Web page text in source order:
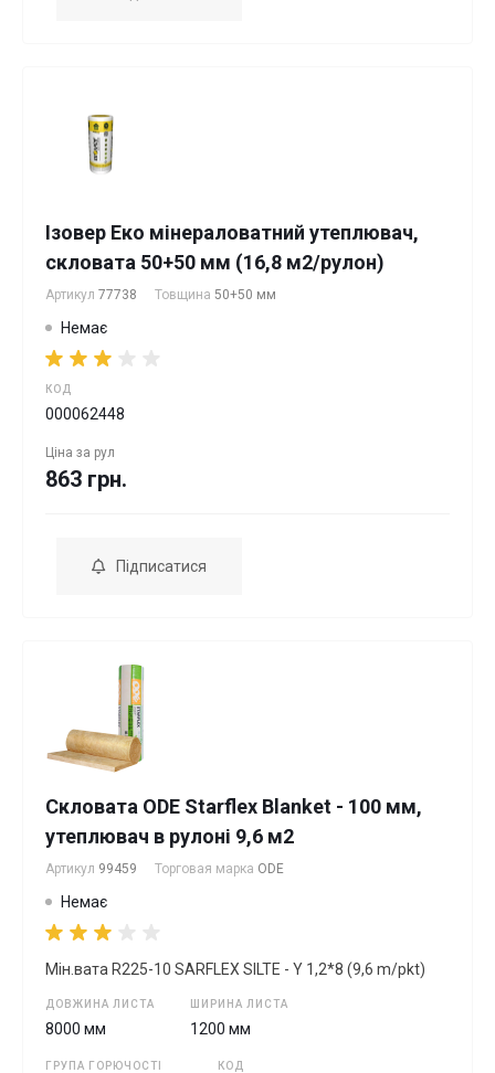
Ізовер Еко мінераловатний утеплювач,
скловата 50+50 мм (16,8 м2/рулон)
Артикул 77738 Товщина 50+50 мм
Немає
КОД
000062448
Ціна за рул
863 грн.
Підписатися
Скловата ODE Starflex Blanket - 100 мм,
утеплювач в рулоні 9,6 м2
Артикул 99459 Торговая марка ODE
Немає
Мін.вата R225-10 SARFLEX SILTE - Y 1,2*8 (9,6 m/pkt)
ДОВЖИНА ЛИСТА
8000 мм
ШИРИНА ЛИСТА
1200 мм
ГРУПА ГОРЮЧОСТІ КОД